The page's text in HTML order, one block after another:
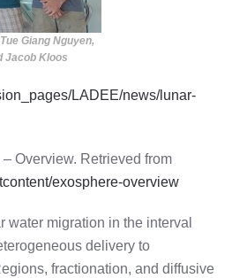
Giang Nguyen,
Jacob Kloos
LADEE/news/lunar-
Overview. Retrieved from
exosphere-overview
water migration in the interval
delivery to
fractionation, and diffusive